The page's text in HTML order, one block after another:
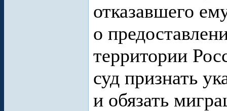
отказавшего
о
территории
суд признать
и обязать